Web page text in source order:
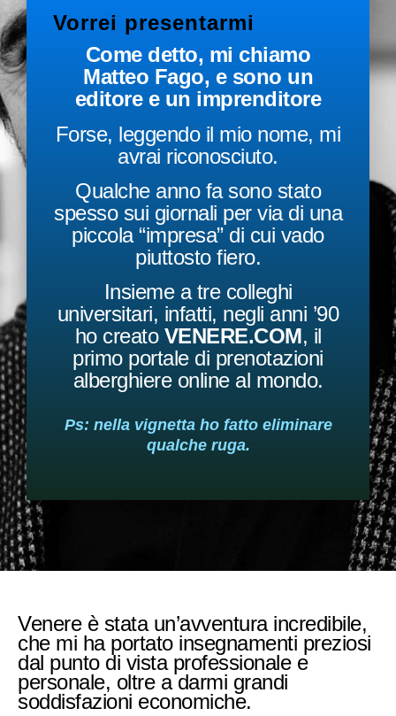
Vorrei presentarmi
Come detto, mi chiamo
Matteo Fago, e sono un
editore e un imprenditore
Forse, leggendo il mio nome, mi
avrai riconosciuto.
Qualche anno fa sono stato
spesso sui giornali per via di una
piccola “impresa” di cui vado
piuttosto fiero.
Insieme a tre colleghi
universitari, infatti, negli anni ’90
ho creato VENERE.COM, il
primo portale di prenotazioni
alberghiere online al mondo.
Ps: nella vignetta ho fatto eliminare
qualche ruga.
Venere è stata un’avventura incredibile,
che mi ha portato insegnamenti preziosi
dal punto di vista professionale e
personale, oltre a darmi grandi
soddisfazioni economiche.